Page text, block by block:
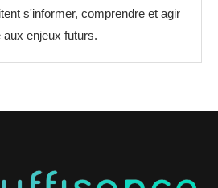
s'informer, comprendre et agir
aux enjeux futurs.